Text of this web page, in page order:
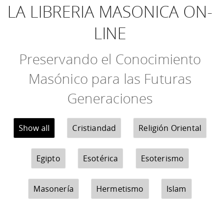
LA LIBRERIA MASONICA ON-
LINE
Preservando el Conocimiento
Masónico para las Futuras
Generaciones
Show all Cristiandad Religión Oriental
Egipto Esotérica Esoterismo
Masonería Hermetismo Islam